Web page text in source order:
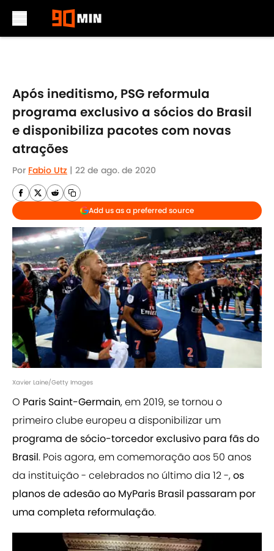
Após ineditismo, PSG reformula
programa exclusivo a sócios do Brasil
e disponibiliza pacotes com novas
atrações
Por Fabio Utz | 22 de ago. de 2020
Add us as a preferred source
Xavier Laine/Getty Images
O Paris Saint-Germain, em 2019, se tornou o
primeiro clube europeu a disponibilizar um
programa de sócio-torcedor exclusivo para fãs do
Brasil. Pois agora, em comemoração aos 50 anos
da instituição - celebrados no último dia 12 -,os
planos de adesão ao MyParis Brasil passaram por
uma completa reformulação.